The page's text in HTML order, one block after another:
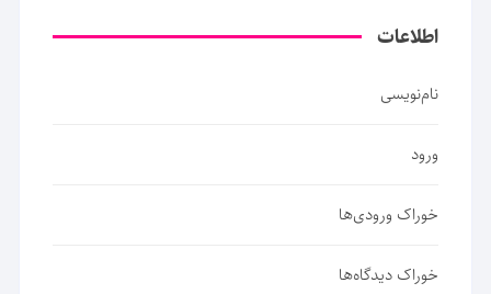
اطلاعات
نام‌نویسی
ورود
خوراک ورودی‌ها
خوراک دیدگاه‌ها